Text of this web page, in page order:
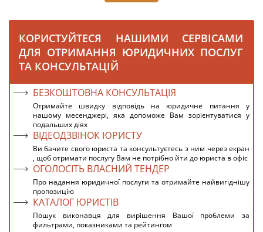
КОРИСТУЙТЕСЯ НАШИМИ СЕРВІСАМИ
ДЛЯ ОТРИМАННЯ ЮРИДИЧНИХ ПОСЛУГ
ТА КОНСУЛЬТАЦІЙ
БЕЗКОШТОВНА КОНСУЛЬТАЦІЯ
Отримайте швидку відповідь на юридичне питання у
нашому месенджері, яка допоможе Вам зорієнтуватися у
подальших діях
ВІДЕОДЗВІНОК ЮРИСТУ
Ви бачите свого юриста та консультуєтесь з ним через екран
, щоб отримати послугу Вам не потрібно йти до юриста в офіс
ОГОЛОСІТЬ ВЛАСНИЙ ТЕНДЕР
Про надання юридичної послуги та отримайте найвигіднішу
пропозицію
КАТАЛОГ ЮРИСТІВ
Пошук виконавця для вирішення Вашої проблеми за
фильтрами, показниками та рейтингом